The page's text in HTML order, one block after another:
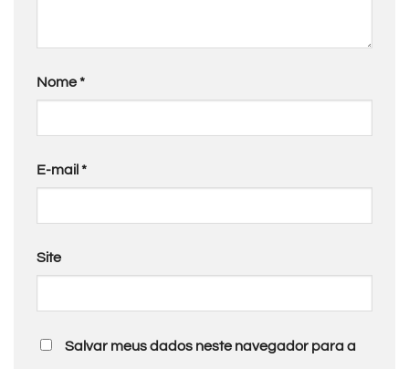
Nome*
E-mail *
Site
Salvar meus dados neste navegador para a